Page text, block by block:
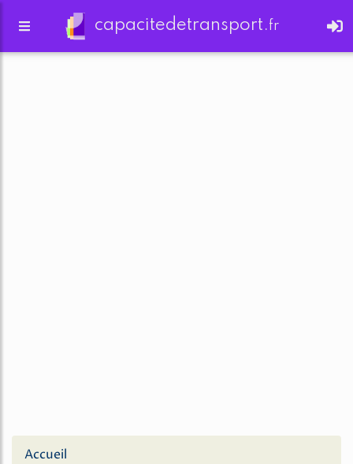
capacitedetransport.fr
Accueil